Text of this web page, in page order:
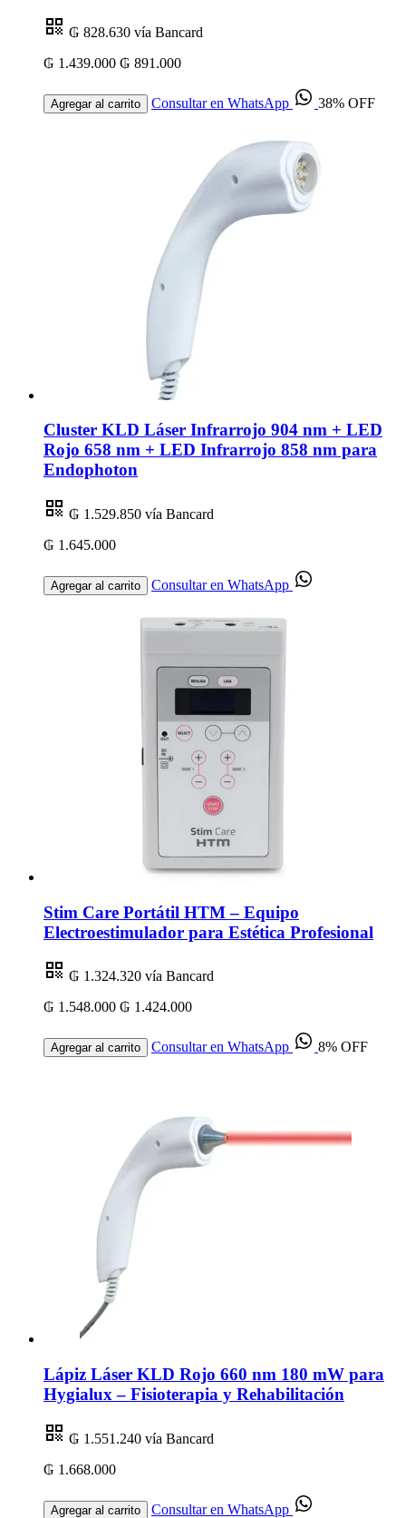
₲ 828.630 vía Bancard
₲ 1.439.000 ₲ 891.000
Agregar al carrito Consultar en WhatsApp 38% OFF
Cluster KLD Láser Infrarrojo 904 nm + LED
Rojo 658 nm + LED Infrarrojo 858 nm para
Endophoton
₲ 1.529.850 vía Bancard
₲ 1.645.000
Agregar al carrito Consultar en WhatsApp
Stim Care Portátil HTM – Equipo
Electroestimulador para Estética Profesional
₲ 1.324.320 vía Bancard
₲ 1.548.000 ₲ 1.424.000
Agregar al carrito Consultar en WhatsApp 8% OFF
Lápiz Láser KLD Rojo 660 nm 180 mW para
Hygialux – Fisioterapia y Rehabilitación
₲ 1.551.240 vía Bancard
₲ 1.668.000
Agregar al carrito Consultar en WhatsApp